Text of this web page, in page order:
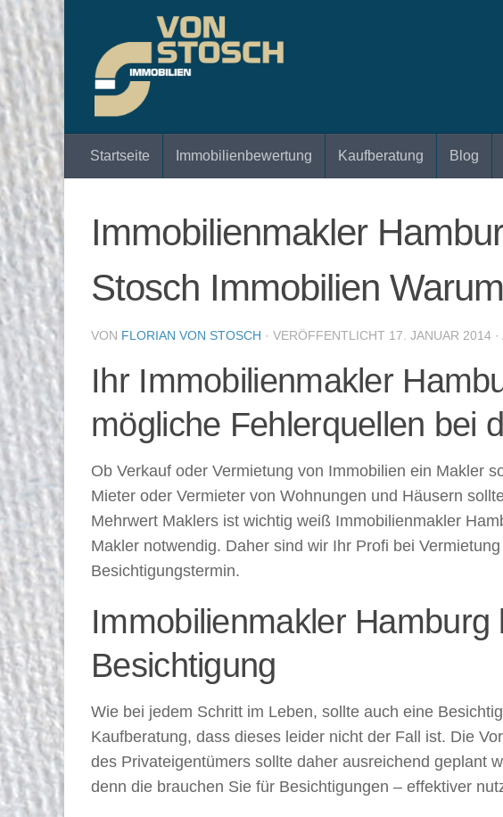
Zum Inhalt springen
Startseite Immobilienbewertung Kaufberatung Blog
Immobilienmakler
Stosch Immobilien
VON FLORIAN VON STOSCH · VERÖFFENTLICHT 17. JANUAR 2014
Ihr Immobilienmakler
mögliche Fehlerquellen bei
Ob Verkauf oder Vermietung von Immobilien ein Makler
Mieter oder Vermieter von Wohnungen und Häusern
Mehrwert Maklers ist wichtig weiß Immobilienmakler
Makler notwendig. Daher sind wir Ihr Profi bei
Besichtigungstermin.
Immobilienmakler
Besichtigung
Wie bei jedem Schritt im Leben, sollte auch eine
Kaufberatung, dass dieses leider nicht der Fall ist. Die
des Privateigentümers sollte daher ausreichend geplant
denn die brauchen Sie für Besichtigungen – effektiver